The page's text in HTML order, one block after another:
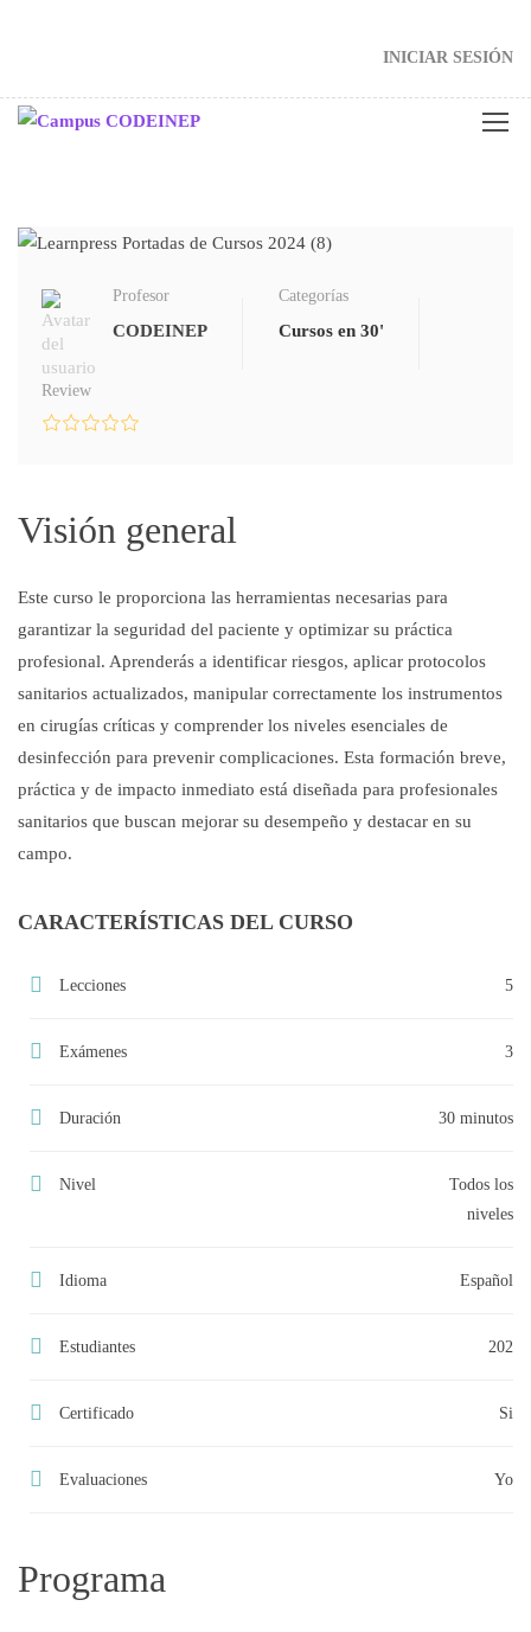
INICIAR SESIÓN
Profesor
CODEINEP
Categorías
Cursos en 30'
Review
Visión general
Este curso le proporciona las herramientas necesarias para
garantizar la seguridad del paciente y optimizar su práctica
profesional. Aprenderás a identificar riesgos, aplicar protocolos
sanitarios actualizados, manipular correctamente los instrumentos
en cirugías críticas y comprender los niveles esenciales de
desinfección para prevenir complicaciones. Esta formación breve,
práctica y de impacto inmediato está diseñada para profesionales
sanitarios que buscan mejorar su desempeño y destacar en su
campo.
CARACTERÍSTICAS DEL CURSO
Lecciones 5
Exámenes 3
Duración 30 minutos
Nivel
Todos los
niveles
Idioma Español
Estudiantes 202
Certificado Si
Evaluaciones Yo
Programa